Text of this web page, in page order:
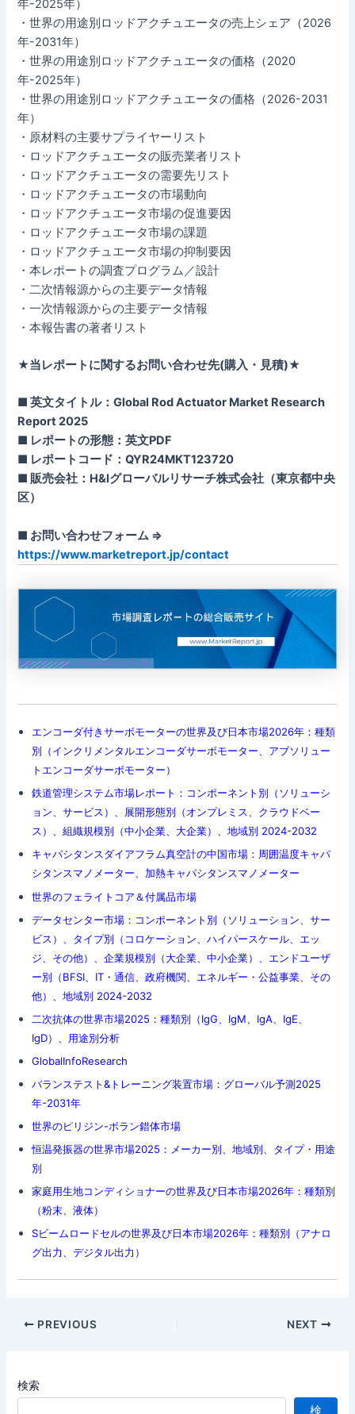
年-2025年）
・世界の用途別ロッドアクチュエータの売上シェア（2026
年-2031年）
・世界の用途別ロッドアクチュエータの価格（2020
年-2025年）
・世界の用途別ロッドアクチュエータの価格（2026-2031
年）
・原材料の主要サプライヤーリスト
・ロッドアクチュエータの販売業者リスト
・ロッドアクチュエータの需要先リスト
・ロッドアクチュエータの市場動向
・ロッドアクチュエータ市場の促進要因
・ロッドアクチュエータ市場の課題
・ロッドアクチュエータ市場の抑制要因
・本レポートの調査プログラム／設計
・二次情報源からの主要データ情報
・一次情報源からの主要データ情報
・本報告書の著者リスト
★当レポートに関するお問い合わせ先(購入・見積)★
■ 英文タイトル：Global Rod Actuator Market Research
Report 2025
■ レポートの形態：英文PDF
■ レポートコード：QYR24MKT123720
■ 販売会社：H&Iグローバルリサーチ株式会社（東京都中央
区）
■ お問い合わせフォーム ⇒
https://www.marketreport.jp/contact
エンコーダ付きサーボモーターの世界及び日本市場2026年：種類
別（インクリメンタルエンコーダサーボモーター、アブソリュー
トエンコーダサーボモーター）
鉄道管理システム市場レポート：コンポーネント別（ソリューシ
ョン、サービス）、展開形態別（オンプレミス、クラウドベー
ス）、組織規模別（中小企業、大企業）、地域別 2024-2032
キャパシタンスダイアフラム真空計の中国市場：周囲温度キャパ
シタンスマノメーター、加熱キャパシタンスマノメーター
世界のフェライトコア＆付属品市場
データセンター市場：コンポーネント別（ソリューション、サー
ビス）、タイプ別（コロケーション、ハイパースケール、エッ
ジ、その他）、企業規模別（大企業、中小企業）、エンドユーザ
ー別（BFSI、IT・通信、政府機関、エネルギー・公益事業、その
他）、地域別 2024-2032
二次抗体の世界市場2025：種類別（IgG、IgM、IgA、IgE、
IgD）、用途別分析
GlobalInfoResearch
バランステスト&トレーニング装置市場：グローバル予測2025
年-2031年
世界のピリジン-ボラン錯体市場
恒温発振器の世界市場2025：メーカー別、地域別、タイプ・用途
別
家庭用生地コンディショナーの世界及び日本市場2026年：種類別
（粉末、液体）
Sビームロードセルの世界及び日本市場2026年：種類別（アナロ
グ出力、デジタル出力）
Post
PREVIOUS NEXT
検索
検